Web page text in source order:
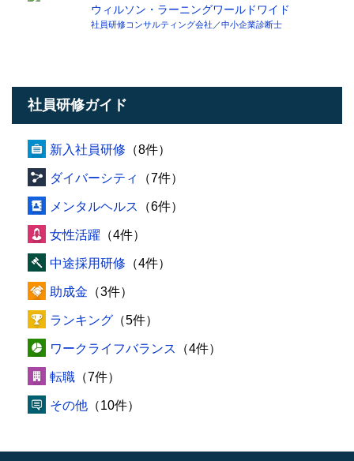
ウィルソン・ラーニングワールドワイド
社員研修コンサルティング会社 ／中小企業診断士
社員研修ガイド
新入社員研修 （8件）
ダイバーシティ （7件）
メンタルヘルス （6件）
女性活躍 （4件）
中途採用研修 （4件）
助成金 （3件）
ランキング （5件）
ワークライフバランス （4件）
転職 （7件）
その他 （10件）